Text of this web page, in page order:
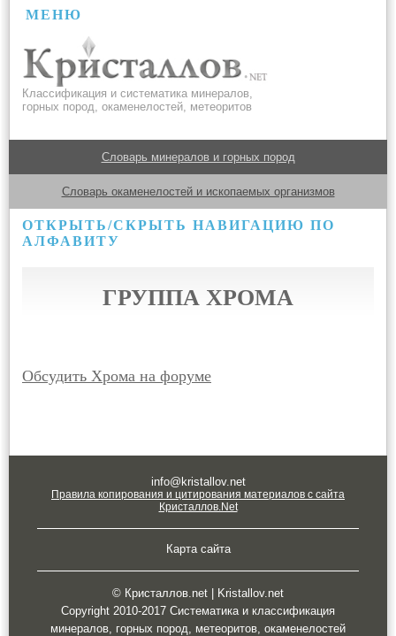
МЕНЮ
Классификация и систематика минералов,
горных пород, окаменелостей, метеоритов
Словарь минералов и горных пород
Словарь окаменелостей и ископаемых организмов
ОТКРЫТЬ/СКРЫТЬ НАВИГАЦИЮ ПО
АЛФАВИТУ
ГРУППА ХРОМА
Обсудить Хрома на форуме
info@kristallov.net
Правила копирования и цитирования материалов с сайта
Кристаллов.Net
Карта сайта
© Кристаллов.net | Kristallov.net
Copyright 2010-2017 Систематика и классификация
минералов, горных пород, метеоритов, окаменелостей